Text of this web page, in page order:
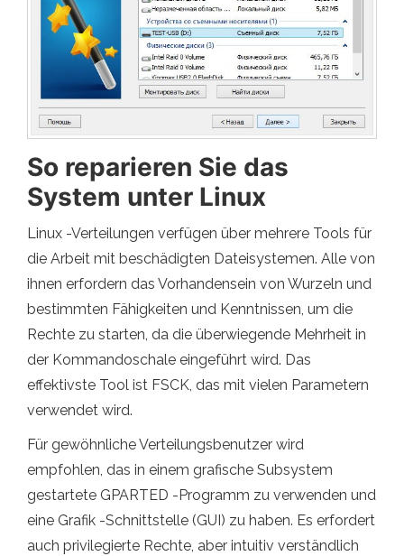
So reparieren Sie das
System unter Linux
Linux -Verteilungen verfügen über mehrere Tools für
die Arbeit mit beschädigten Dateisystemen. Alle von
ihnen erfordern das Vorhandensein von Wurzeln und
bestimmten Fähigkeiten und Kenntnissen, um die
Rechte zu starten, da die überwiegende Mehrheit in
der Kommandoschale eingeführt wird. Das
effektivste Tool ist FSCK, das mit vielen Parametern
verwendet wird.
Für gewöhnliche Verteilungsbenutzer wird
empfohlen, das in einem grafische Subsystem
gestartete GPARTED -Programm zu verwenden und
eine Grafik -Schnittstelle (GUI) zu haben. Es erfordert
auch privilegierte Rechte, aber intuitiv verständlich